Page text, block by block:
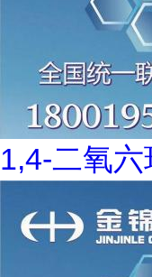
1,4-二氧六